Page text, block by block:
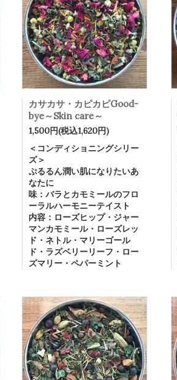
カサカサ・カピカピGood-
bye～Skin care～
1,500円(税込1,620円)
＜コンディショニングシリー
ズ＞
ぷるるん潤い肌になりたいあ
なたに
味：バラとカモミールのフロ
ーラルハーモニーテイスト
内容：ローズヒップ・ジャー
マンカモミール・ローズレッ
ド・ネトル・マリーゴール
ド・ラズベリーリーフ・ロー
ズマリー・ペパーミント